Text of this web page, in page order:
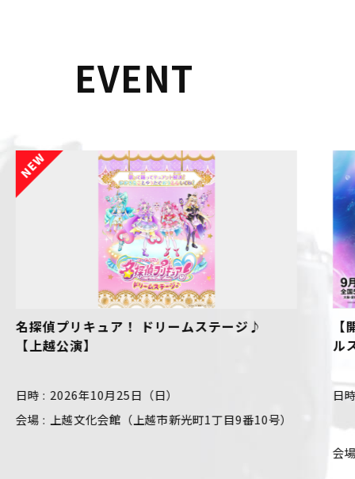
EVENT
♪
号）
【開催決定！】仮面ライダーゼッツ ファイナ
ルステージ
日時
2026年10月10日（土）（1回目）開演
10:00 （2回目）開演13:15 （3回目）開演
16:30 ※3回公演
新潟県民会館 （新潟市中央区一番堀通町3-